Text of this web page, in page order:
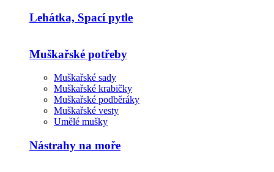
Lehátka, Spací pytle
Muškařské potřeby
Muškařské sady
Muškařské krabičky
Muškařské podběráky
Muškařské vesty
Umělé mušky
Nástrahy na moře